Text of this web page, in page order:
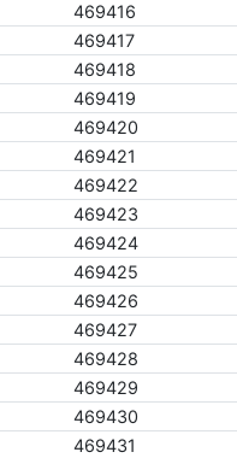
469416
469417
469418
469419
469420
469421
469422
469423
469424
469425
469426
469427
469428
469429
469430
469431